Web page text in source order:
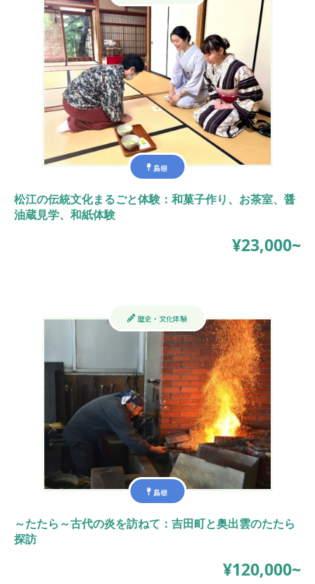
島根
松江の伝統文化まるごと体験：和菓子作り、お茶室、醤
油蔵見学、和紙体験
¥23,000~
島根
歴史・文化体験
～たたら～古代の炎を訪ねて：吉田町と奥出雲のたたら
探訪
¥120,000~